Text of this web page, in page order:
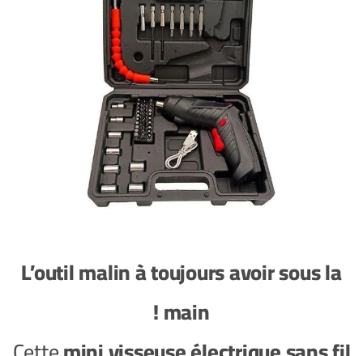
L’outil malin à toujours avoir sous la
main !